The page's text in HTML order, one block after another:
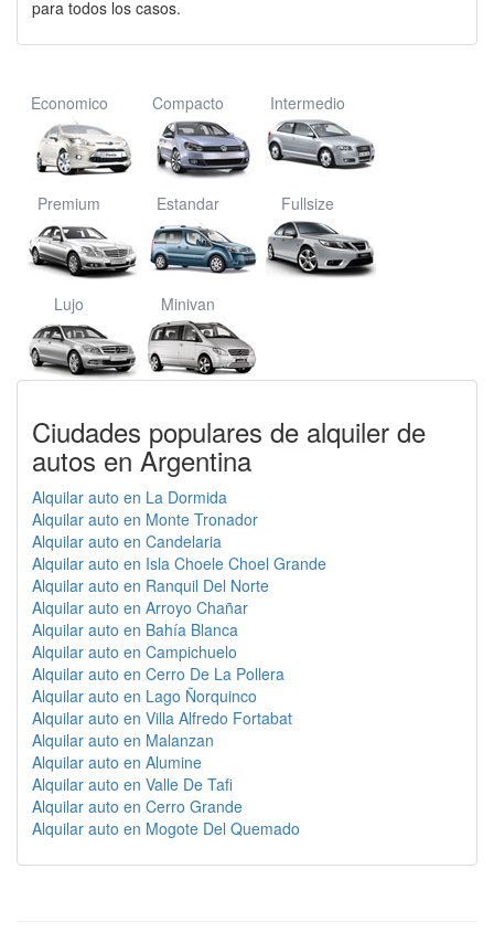
para todos los casos.
Economico Compacto Intermedio
Premium Estandar Fullsize
Lujo Minivan
Ciudades populares de alquiler de
autos en Argentina
Alquilar auto en La Dormida
Alquilar auto en Monte Tronador
Alquilar auto en Candelaria
Alquilar auto en Isla Choele Choel Grande
Alquilar auto en Ranquil Del Norte
Alquilar auto en Arroyo Chañar
Alquilar auto en Bahía Blanca
Alquilar auto en Campichuelo
Alquilar auto en Cerro De La Pollera
Alquilar auto en Lago Ñorquinco
Alquilar auto en Villa Alfredo Fortabat
Alquilar auto en Malanzan
Alquilar auto en Alumine
Alquilar auto en Valle De Tafi
Alquilar auto en Cerro Grande
Alquilar auto en Mogote Del Quemado